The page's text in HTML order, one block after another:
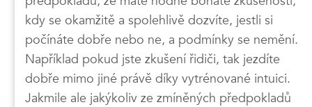
kdy se okamžitě a spolehlivě dozvíte, jestli si
počínáte dobře nebo ne, a podmínky se nemění.
Například pokud jste zkušení řidiči, tak jezdíte
dobře mimo jiné právě díky vytrénované intuici.
Jakmile ale jakýkoliv ze zmíněných předpokladů